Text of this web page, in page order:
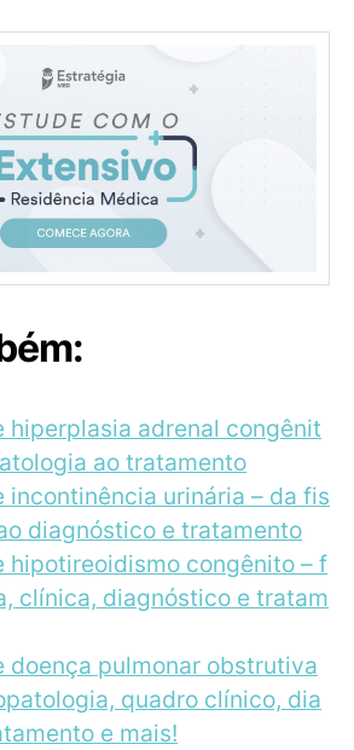
hiperplasia adrenal congênit
ao tratamento
incontinência urinária – da fis
diagnóstico e tratamento
hipotireoidismo congênito – f
clínica, diagnóstico e tratam
doença pulmonar obstrutiva
quadro clínico, dia
e mais!